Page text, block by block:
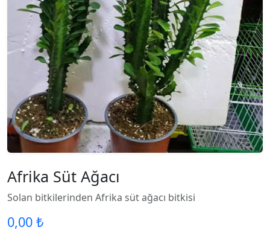
Afrika Süt Ağacı
Solan bitkilerinden Afrika süt ağacı bitkisi
0,00 ₺